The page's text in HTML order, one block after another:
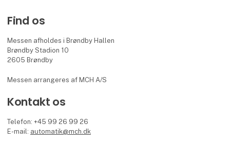
Find os
Messen afholdes i Brøndby Hallen
Brøndby Stadion 10
2605 Brøndby
Messen arrangeres af MCH A/S
Kontakt os
Telefon: +45 99 26 99 26
E-mail: automatik@mch.dk